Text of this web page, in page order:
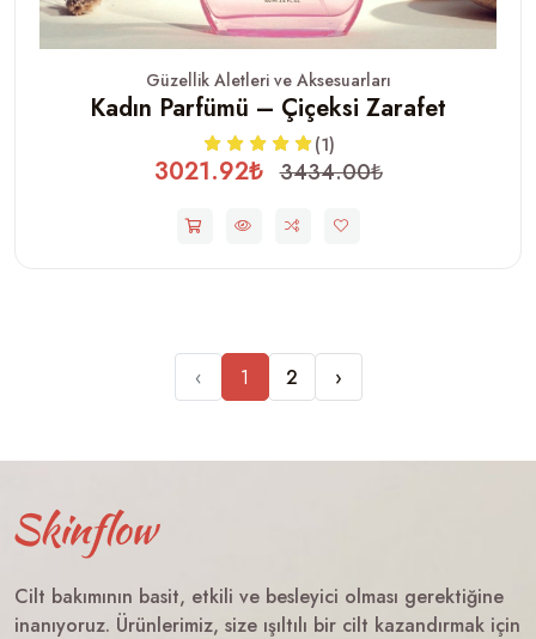
Güzellik Aletleri ve Aksesuarları
Kadın Parfümü – Çiçeksi Zarafet
(1)
3021.92₺ 3434.00₺
‹ 1 2 ›
Cilt bakımının basit, etkili ve besleyici olması gerektiğine
inanıyoruz. Ürünlerimiz, size ışıltılı bir cilt kazandırmak için